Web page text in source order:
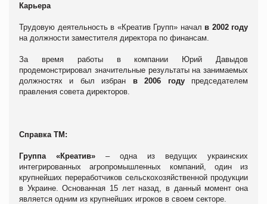
Карьера
Трудовую деятельность в «Креатив Групп» начал в 2002 году
на должности заместителя директора по финансам.
За время работы в компании Юрий Давыдов
продемонстрировал значительные результаты на занимаемых
должностях и был избран в 2006 годупредседателем
правления совета директоров.
Справка ТМ:
Группа «Креатив» – одна из ведущих украинских
интегрированных агропромышленных компаний, один из
крупнейших переработчиков сельскохозяйственной продукции
в Украине. Основанная 15 лет назад, в данный момент она
является одним из крупнейших игроков в своем секторе.